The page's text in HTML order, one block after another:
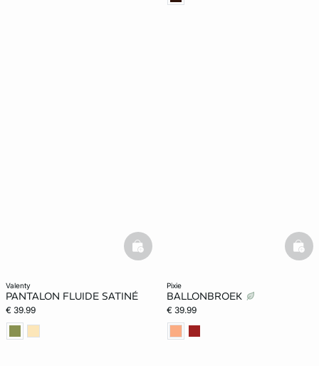
valenty
PANTALON FLUIDE SATINÉ
€ 39.99
basketfull
pixie
BALLONBROEK
€ 39.99